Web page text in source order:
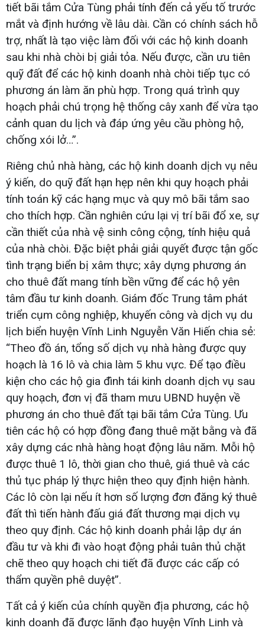
tiết bãi tắm Cửa Tùng phải tính đến cả yếu tố trước
mắt và định hướng về lâu dài. Cần có chính sách hỗ
trợ, nhất là tạo việc làm đối với các hộ kinh doanh
sau khi nhà chòi bị giải tỏa. Nếu được, cần ưu tiên
quỹ đất để các hộ kinh doanh nhà chòi tiếp tục có
phương án làm ăn phù hợp. Trong quá trình quy
hoạch phải chú trọng hệ thống cây xanh để vừa tạo
cảnh quan du lịch và đáp ứng yêu cầu phòng hộ,
chống xói lở…”.
Riêng chủ nhà hàng, các hộ kinh doanh dịch vụ nêu
ý kiến, do quỹ đất hạn hẹp nên khi quy hoạch phải
tính toán kỹ các hạng mục và quy mô bãi tắm sao
cho thích hợp. Cần nghiên cứu lại vị trí bãi đổ xe, sự
cần thiết của nhà vệ sinh công cộng, tính hiệu quả
của nhà chòi. Đặc biệt phải giải quyết được tận gốc
tình trạng biển bị xâm thực; xây dựng phương án
cho thuê đất mang tính bền vững để các hộ yên
tâm đầu tư kinh doanh. Giám đốc Trung tâm phát
triển cụm công nghiệp, khuyến công và dịch vụ du
lịch biển huyện Vĩnh Linh Nguyễn Văn Hiến chia sẻ:
“Theo đồ án, tổng số dịch vụ nhà hàng được quy
hoạch là 16 lô và chia làm 5 khu vực. Để tạo điều
kiện cho các hộ gia đình tái kinh doanh dịch vụ sau
quy hoạch, đơn vị đã tham mưu UBND huyện về
phương án cho thuê đất tại bãi tắm Cửa Tùng. Ưu
tiên các hộ có hợp đồng đang thuê mặt bằng và đã
xây dựng các nhà hàng hoạt động lâu năm. Mỗi hộ
được thuê 1 lô, thời gian cho thuê, giá thuê và các
thủ tục pháp lý thực hiện theo quy định hiện hành.
Các lô còn lại nếu ít hơn số lượng đơn đăng ký thuê
đất thì tiến hành đấu giá đất thương mại dịch vụ
theo quy định. Các hộ kinh doanh phải lập dự án
đầu tư và khi đi vào hoạt động phải tuân thủ chặt
chẽ theo quy hoạch chi tiết đã được các cấp có
thẩm quyền phê duyệt”.
Tất cả ý kiến của chính quyền địa phương, các hộ
kinh doanh đã được lãnh đạo huyện Vĩnh Linh và